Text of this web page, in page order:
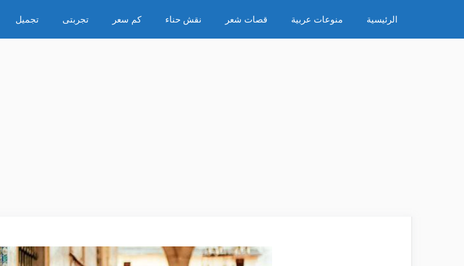
المحتوى
الرئيسية منوعات عربية قصات شعر نقش حناء كم سعر تجربتى تجميل